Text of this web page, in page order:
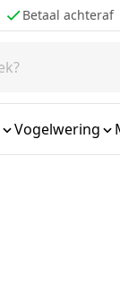
Voor 16.00
Vogelwering